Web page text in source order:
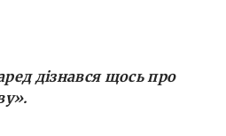
дізнався щось про
.